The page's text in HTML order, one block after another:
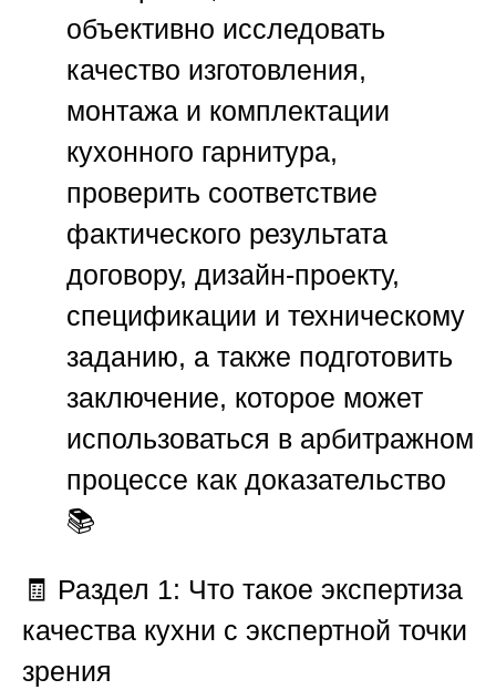
объективно исследовать
качество изготовления,
монтажа и комплектации
кухонного гарнитура,
проверить соответствие
фактического результата
договору, дизайн-проекту,
спецификации и техническому
заданию, а также подготовить
заключение, которое может
использоваться в арбитражном
процессе как доказательство
📚
🧾 Раздел 1: Что такое экспертиза
качества кухни с экспертной точки
зрения